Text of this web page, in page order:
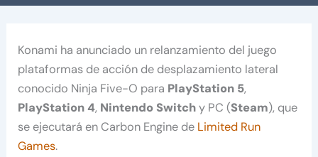
Konami ha anunciado un relanzamiento del juego
plataformas de acción de desplazamiento lateral
conocido Ninja Five-O para PlayStation 5,
PlayStation 4, Nintendo Switchy PC (Steam), que
se ejecutará en Carbon Engine de Limited Run
Games.